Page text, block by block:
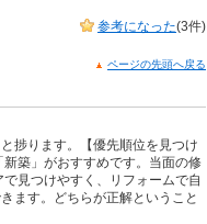
参考になった(3件)
ページの先頭へ戻る
捗ります。【優先順位を見つけ
築」がおすすめです。当面の修
見つけやすく、リフォームで自
ます。どちらが正解ということ